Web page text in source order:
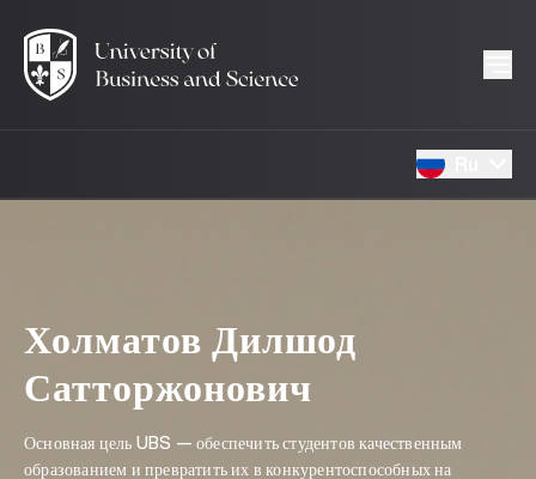
Холматов Дилшод
Сатторжонович
Основная цель UBS — обеспечить студентов качественным
образованием и превратить их в конкурентоспособных на